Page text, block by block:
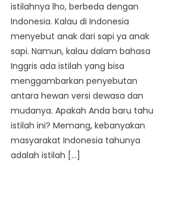
istilahnya lho, berbeda dengan
Indonesia. Kalau di Indonesia
menyebut anak dari sapi ya anak
sapi. Namun, kalau dalam bahasa
Inggris ada istilah yang bisa
menggambarkan penyebutan
antara hewan versi dewasa dan
mudanya. Apakah Anda baru tahu
istilah ini? Memang, kebanyakan
masyarakat Indonesia tahunya
adalah istilah […]